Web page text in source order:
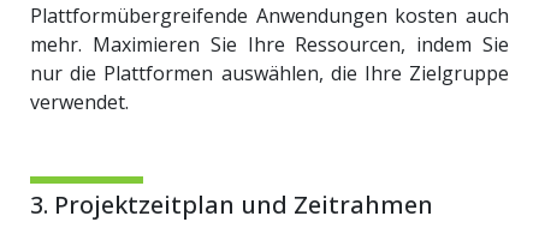
Plattformübergreifende Anwendungen kosten auch
mehr. Maximieren Sie Ihre Ressourcen, indem Sie
nur die Plattformen auswählen, die Ihre Zielgruppe
verwendet.
3. Projektzeitplan und Zeitrahmen